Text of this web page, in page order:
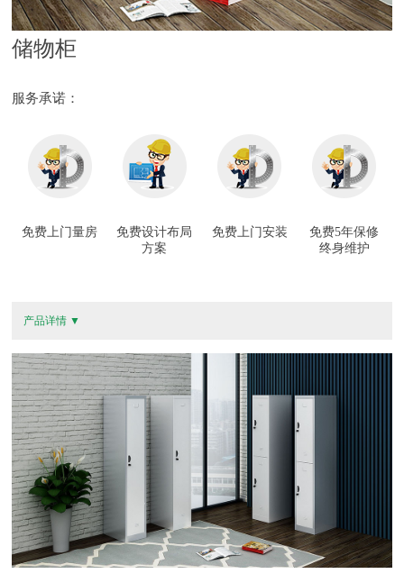
储物柜
服务承诺：
免费上门量房
免费设计布局
方案
免费上门安装
免费5年保修
终身维护
产品详情 ▼